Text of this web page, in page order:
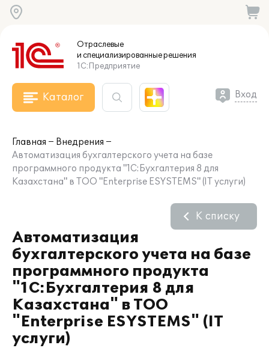
Отраслевые
и специализированныерешения
1С:Предприятие
Каталог Вход
Главная
Внедрения
Автоматизация бухгалтерского учета на базе
программного продукта "1С:Бухгалтерия 8 для
Казахстана" в ТОО "Enterprise ESYSTEMS" (IT услуги)
Автоматизация
бухгалтерского учета на базе
программного продукта
"1С:Бухгалтерия 8 для
Казахстана" в ТОО
"Enterprise ESYSTEMS" (IT
услуги)
К списку